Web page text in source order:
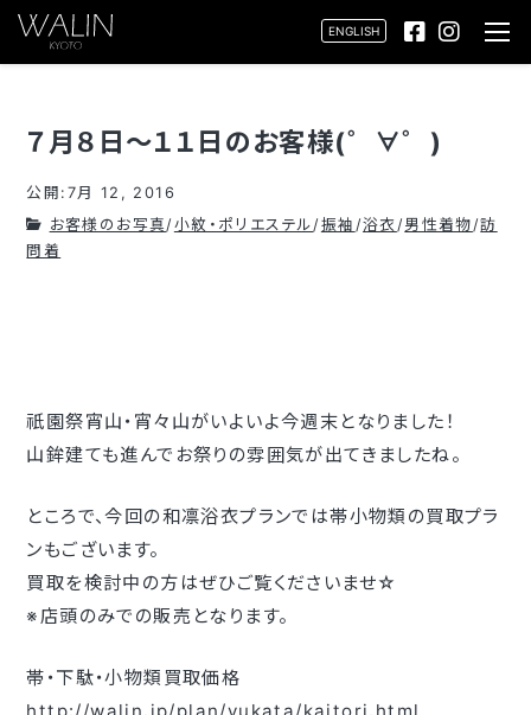
ENGLISH
７月８日～１１日のお客様(゜∀゜)
公開:7月 12, 2016
お客様のお写真 /小紋・ポリエステル /振袖 /浴衣 /男性着物 /訪
問着
祇園祭宵山・宵々山がいよいよ今週末となりました！
山鉾建ても進んでお祭りの雰囲気が出てきましたね。
ところで、今回の和凛浴衣プランでは帯小物類の買取プラ
ンもございます。
買取を検討中の方はぜひご覧くださいませ☆
※店頭のみでの販売となります。
帯・下駄・小物類買取価格